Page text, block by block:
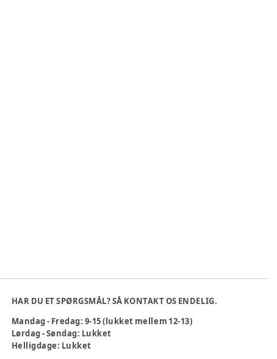
HAR DU ET SPØRGSMÅL? SÅ KONTAKT OS ENDELIG.
Mandag - Fredag: 9-15 (lukket mellem 12-13)
Lørdag - Søndag: Lukket
Helligdage: Lukket